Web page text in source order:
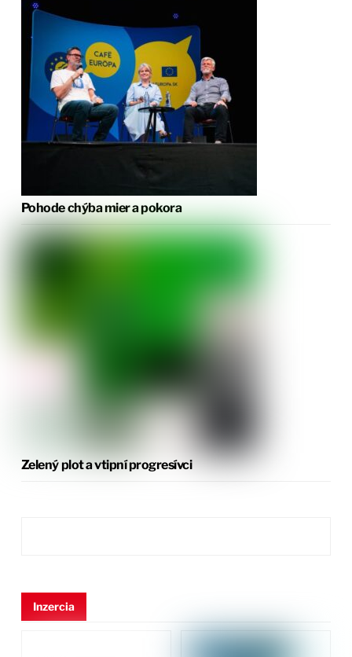
Pohode chýba mier a pokora
Zelený plot a vtipní progresívci
Inzercia